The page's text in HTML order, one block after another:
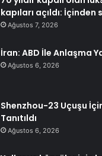
kapıları açıldı: İçinden
Ağustos 7, 2026
İran: ABD İle Anlaşma
Ağustos 6, 2026
Shenzhou-23 Uçuşu
Tanıtıldı
Ağustos 6, 2026